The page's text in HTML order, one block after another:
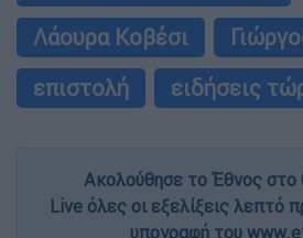
επιστολή
ειδήσεις
Ακολούθησε το Έθνος στο
υπογραφή του